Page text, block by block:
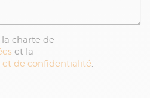
charte de
et la
et de confidentialité.